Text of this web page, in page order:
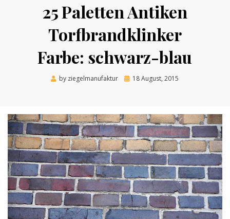
25 Paletten Antiken
Torfbrandklinker
Farbe: schwarz-blau
by ziegelmanufaktur
Posted
18 August, 2015